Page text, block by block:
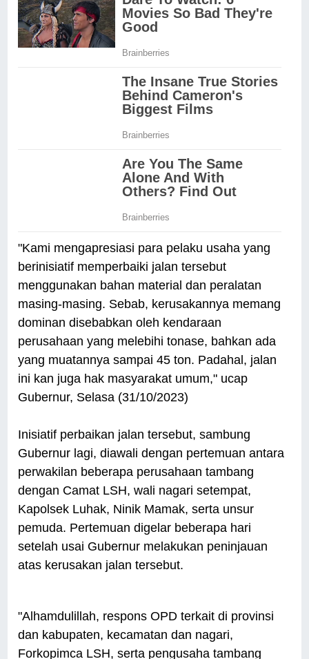
"Kami mengapresiasi para pelaku usaha yang
berinisiatif memperbaiki jalan tersebut
menggunakan bahan material dan peralatan
masing-masing. Sebab, kerusakannya memang
dominan disebabkan oleh kendaraan
perusahaan yang melebihi tonase, bahkan ada
yang muatannya sampai 45 ton. Padahal, jalan
ini kan juga hak masyarakat umum," ucap
Gubernur, Selasa (31/10/2023)
Inisiatif perbaikan jalan tersebut, sambung
Gubernur lagi, diawali dengan pertemuan antara
perwakilan beberapa perusahaan tambang
dengan Camat LSH, wali nagari setempat,
Kapolsek Luhak, Ninik Mamak, serta unsur
pemuda. Pertemuan digelar beberapa hari
setelah usai Gubernur melakukan peninjauan
atas kerusakan jalan tersebut.
"Alhamdulillah, respons OPD terkait di provinsi
dan kabupaten, kecamatan dan nagari,
Forkopimca LSH, serta pengusaha tambang